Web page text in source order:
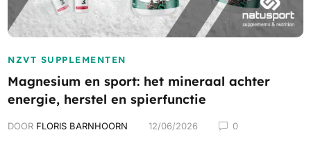
NZVT SUPPLEMENTEN
Magnesium en sport: het mineraal achter
energie, herstel en spierfunctie
DOOR FLORIS BARNHOORN 12/06/2026 0